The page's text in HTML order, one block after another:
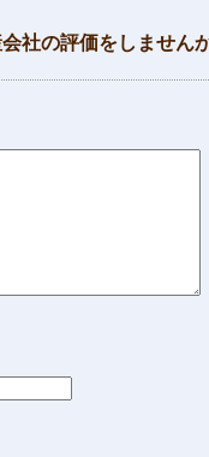
社の評価をしません